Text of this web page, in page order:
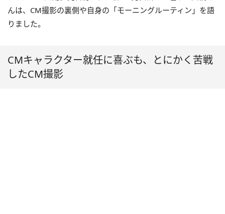
んは、CM撮影の裏側や自身の「モーニングルーティン」を語
りました。
CMキャラクター就任に喜ぶも、とにかく苦戦
したCM撮影